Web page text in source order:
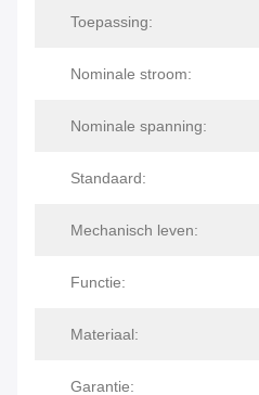
Toepassing:
Nominale stroom:
Nominale spanning:
Standaard:
Mechanisch leven:
Functie:
Materiaal:
Garantie: